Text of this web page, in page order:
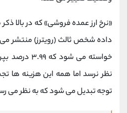
«نرخ ارز عمده فروشی» که در بالا
داده شخص ثالث (رویترز) منتشر می
خواسته می
نظر نرسد اما همه این هزینه‌ ها
توجه تبدیل می‌ شود که به نظر می